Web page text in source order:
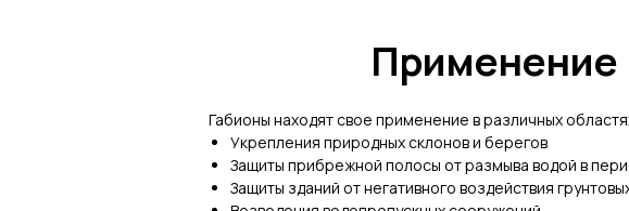
Применение
Габионы находят свое применение в различных
Укрепления природных склонов и берегов
Защиты прибрежной полосы от размыва водой в
Защиты зданий от негативного воздействия